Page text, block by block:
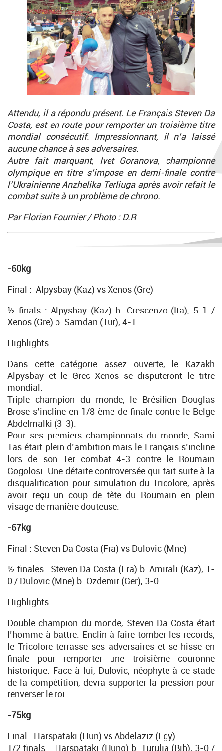
Attendu, il a répondu présent. Le Français Steven Da
Costa, est en route pour remporter un troisième titre
mondial consécutif. Impressionnant, il n’a laissé
aucune chance à ses adversaires.
Autre fait marquant, Ivet Goranova, championne
olympique en titre s’impose en demi-finale contre
l’Ukrainienne Anzhelika Terliuga après avoir refait le
combat suite à un problème de chrono.
Par Florian Fournier/ Photo : D.R
-60kg
Final : Alpysbay (Kaz) vs Xenos (Gre)
½ finals : Alpysbay (Kaz) b. Crescenzo (Ita), 5-1 /
Xenos (Gre) b. Samdan (Tur), 4-1
Highlights
Dans cette catégorie assez ouverte, le Kazakh
Alpysbay et le Grec Xenos se disputeront le titre
mondial.
Triple champion du monde, le Brésilien Douglas
Brose s’incline en 1/8 ème de finale contre le Belge
Abdelmalki (3-3).
Pour ses premiers championnats du monde, Sami
Tas était plein d’ambition mais le Français s’incline
lors de son 1er combat 4-3 contre le Roumain
Gogolosi. Une défaite controversée qui fait suite à la
disqualification pour simulation du Tricolore, après
avoir reçu un coup de tête du Roumain en plein
visage de manière douteuse.
-67kg
Final : Steven Da Costa (Fra) vs Dulovic (Mne)
½ finales : Steven Da Costa (Fra) b. Amirali (Kaz), 1-
0 / Dulovic (Mne) b. Ozdemir (Ger), 3-0
Highlights
Double champion du monde, Steven Da Costa était
l’homme à battre. Enclin à faire tomber les records,
le Tricolore terrasse ses adversaires et se hisse en
finale pour remporter une troisième couronne
historique. Face à lui, Dulovic, néophyte à ce stade
de la compétition, devra supporter la pression pour
renverser le roi.
-75kg
Final : Harspataki (Hun) vs Abdelaziz (Egy)
1/2 finals : Harspataki (Hung) b. Turulja (Bih), 3-0 /